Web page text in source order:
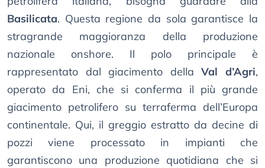
Basilicata. Questa regione da sola garantisce la
stragrande maggioranza della produzione
nazionale onshore. Il polo principale è
rappresentato dal giacimento dellaVal d’Agri,
operato da Eni, che si conferma il più grande
giacimento petrolifero su terraferma dell’Europa
continentale. Qui, il greggio estratto da decine di
pozzi viene processato in impianti che
garantiscono una produzione quotidiana che si